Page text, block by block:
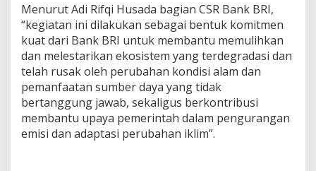
Menurut Adi Rifqi Husada bagian CSR Bank BRI,
“kegiatan ini dilakukan sebagai bentuk komitmen
kuat dari Bank BRI untuk membantu memulihkan
dan melestarikan ekosistem yang terdegradasi dan
telah rusak oleh perubahan kondisi alam dan
pemanfaatan sumber daya yang tidak
bertanggung jawab, sekaligus berkontribusi
membantu upaya pemerintah dalam pengurangan
emisi dan adaptasi perubahan iklim”.